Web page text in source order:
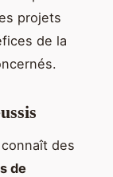
projets
de la
des
de